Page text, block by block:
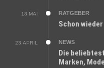
18.MAI RATGEBER
Schon
23.APRIL NEWS
Die
Marken,